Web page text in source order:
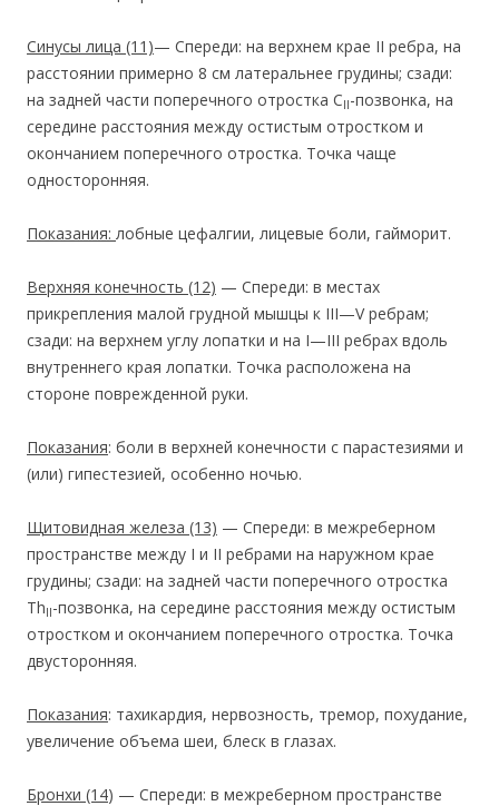
Синусы лица (11)— Спереди: на верхнем крае II ребра, на
расстоянии примерно 8 см латеральнее грудины; сзади:
на задней части поперечного отростка СII-позвонка, на
середине расстояния между остистым отростком и
окончанием поперечного отростка. Точка чаще
односторонняя.
Показания: лобные цефалгии, лицевые боли, гайморит.
Верхняя конечность (12) — Спереди: в местах
прикрепления малой грудной мышцы к III—V ребрам;
сзади: на верхнем углу лопатки и на I—III ребрах вдоль
внутреннего края лопатки. Точка расположена на
стороне поврежденной руки.
Показания: боли в верхней конечности с парастезиями и
(или) гипестезией, особенно ночью.
Щитовидная железа (13) — Спереди: в межреберном
пространстве между I и II ребрами на наружном крае
грудины; сзади: на задней части поперечного отростка
ТhII-позвонка, на середине расстояния между остистым
отростком и окончанием поперечного отростка. Точка
двусторонняя.
Показания: тахикардия, нервозность, тремор, похудание,
увеличение объема шеи, блеск в глазах.
Бронхи (14) — Спереди: в межреберном пространстве